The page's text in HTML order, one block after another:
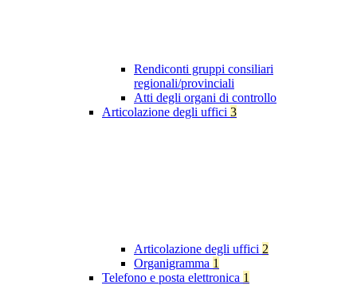
Rendiconti gruppi consiliari
regionali/provinciali
Atti degli organi di controllo
Articolazione degli uffici 3
Articolazione degli uffici 2
Organigramma 1
Telefono e posta elettronica 1